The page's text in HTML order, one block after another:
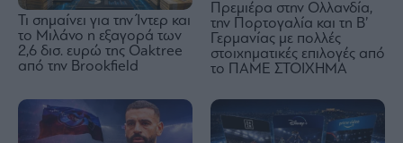
Τι σημαίνει για την Ίντερ και
το Μιλάνο η εξαγορά των
2,6 δισ. ευρώ της Oaktree
από την Brookfield
Πρεμιέρα στην Ολλανδία,
την Πορτογαλία και τη Β’
Γερμανίας με πολλές
στοιχηματικές επιλογές από
το ΠΑΜΕ ΣΤΟΙΧΗΜΑ